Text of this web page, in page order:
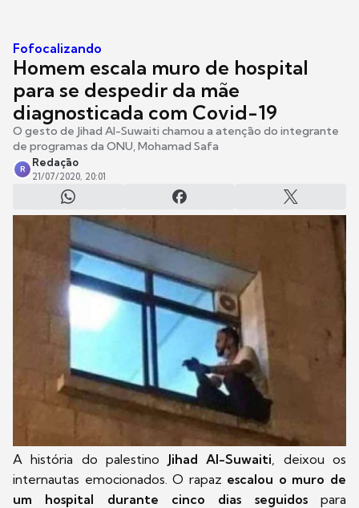
Fofocalizando
Homem escala muro de hospital
para se despedir da mãe
diagnosticada com Covid-19
O gesto de Jihad Al-Suwaiti chamou a atenção do integrante
de programas da ONU, Mohamad Safa
R
Redação
21/07/2020, 20:01
A história do palestino Jihad Al-Suwaiti , deixou os
internautas emocionados. O rapaz escalou o muro de
um hospital durante cinco dias seguidos para